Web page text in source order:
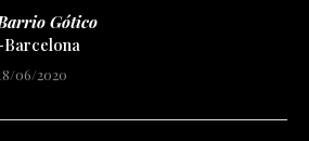
Gótico
Barcelona
06/2020